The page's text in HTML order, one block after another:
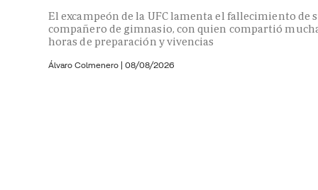
El excampeón de la UFC lamenta el fallecimiento de
compañero de gimnasio, con quien compartió
horas de preparación y vivencias
Álvaro Colmenero | 08/08/2026